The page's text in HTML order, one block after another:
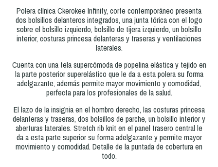
Polera clínica Ckerokee Infinity, corte contemporáneo presenta
dos bolsillos delanteros integrados, una junta tórica con el logo
sobre el bolsillo izquierdo, bolsillo de tijera izquierdo, un bolsillo
interior, costuras princesa delanteras y traseras y ventilaciones
laterales.
Cuenta con una tela supercómoda de popelina elástica y tejido en
la parte posterior superelástico que le da a esta polera su forma
adelgazante, además permite mayor movimiento y comodidad,
perfecta para los profesionales de la salud.
El lazo de la insignia en el hombro derecho, las costuras princesa
delanteras y traseras, dos bolsillos de parche, un bolsillo interior y
aberturas laterales. Stretch rib knit en el panel trasero central le
da a esta parte superior su forma adelgazante y permite mayor
movimiento y comodidad. Detalle de la puntada de cobertura en
todo.